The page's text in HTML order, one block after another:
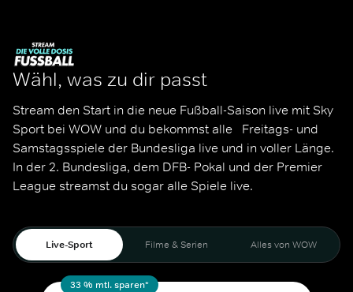
Wähl, was zu dir passt
Stream den Start in die neue Fußball-Saison live mit Sky
Sport bei WOW und du bekommst alle   Freitags- und
Samstagsspiele der Bundesliga live und in voller Länge.
In der 2. Bundesliga, dem DFB- Pokal und der Premier
League streamst du sogar alle Spiele live.
Live-Sport Filme & Serien Alles von WOW
33 % mtl. sparen*